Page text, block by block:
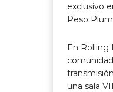
exclusivo
Peso
En Rolling
una sala